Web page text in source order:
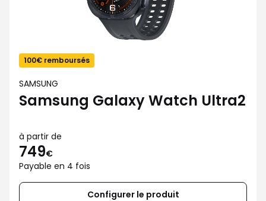
100€ remboursés
SAMSUNG
Samsung Galaxy Watch Ultra2
à partir de
749€
Payable en 4 fois
Configurer le produit